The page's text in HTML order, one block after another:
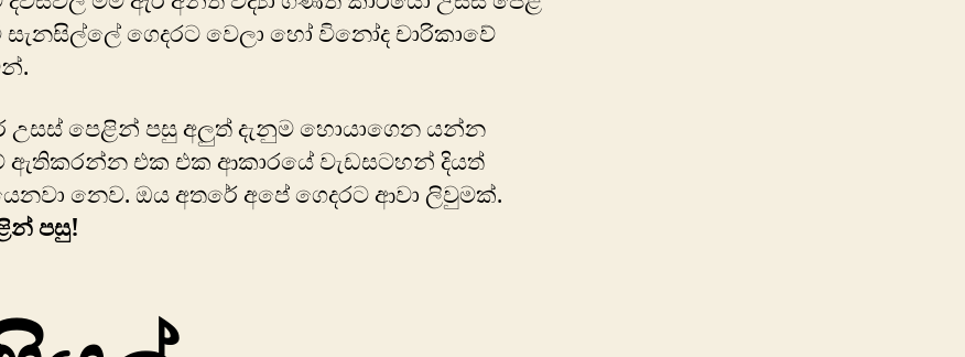
ගෙදරට වෙලා හෝ විනෝද චාරිකාවේ
උසස් පෙළින් පසු අලුත් දැනුම හොයාගෙන යන්න
ඇතිකරන්න එක එක ආකාරයේ වැඩසටහන් දියත්
නෙව. ඔය අතරේ අපේ ගෙදරට ආවා ලිවුමක්.
පසු!